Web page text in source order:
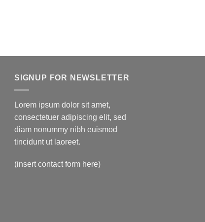
SIGNUP FOR NEWSLETTER
Lorem ipsum dolor sit amet,
consectetuer adipiscing elit, sed
diam nonummy nibh euismod
tincidunt ut laoreet.
(insert contact form here)